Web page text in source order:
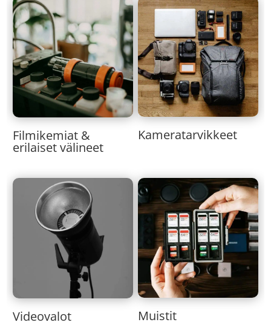
Filmikemiat &
erilaiset välineet
Kameratarvikkeet
Videovalot Muistit